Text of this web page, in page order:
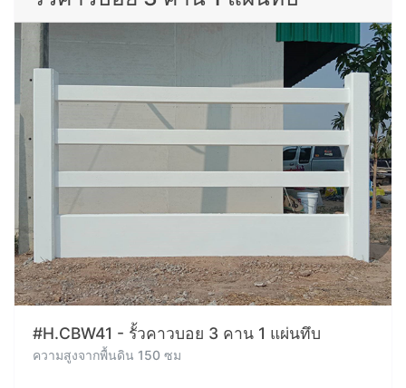
#H.CBW41 - รั้วคาวบอย 3 คาน 1 แผ่นทึบ
ความสูงจากพื้นดิน 150 ซม